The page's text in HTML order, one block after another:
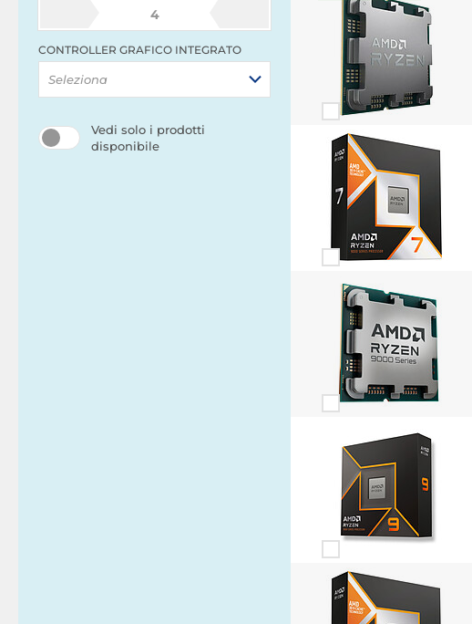
4
CONTROLLER GRAFICO INTEGRATO
Seleziona
Vedi solo i prodotti
disponibile